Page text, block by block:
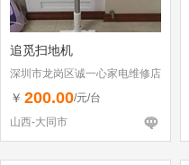
追觅扫地机
深圳市龙岗区诚一心家电维修店
（个体工商户）
￥ 200.00/元/台
山西-大同市